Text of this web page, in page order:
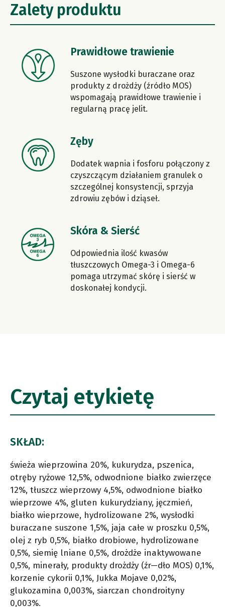
Zalety produktu
Prawidłowe trawienie
Suszone wysłodki buraczane oraz
produkty z drożdży (źródło MOS)
wspomagają prawidłowe trawienie i
regularną pracę jelit.
Zęby
Dodatek wapnia i fosforu połączony z
czyszczącym działaniem granulek o
szczególnej konsystencji, sprzyja
zdrowiu zębów i dziąseł.
Skóra & Sierść
Odpowiednia ilość kwasów
tłuszczowych Omega-3 i Omega-6
pomaga utrzymać skórę i sierść w
doskonałej kondycji.
Czytaj etykietę
SKŁAD:
świeża wieprzowina 20%, kukurydza, pszenica,
otręby ryżowe 12,5%, odwodnione białko zwierzęce
12%, tłuszcz wieprzowy 4,5%, odwodnione białko
wieprzowe 4%, gluten kukurydziany, jęczmień,
białko wieprzowe, hydrolizowane 2%, wysłodki
buraczane suszone 1,5%, jaja całe w proszku 0,5%,
olej z ryb 0,5%, białko drobiowe, hydrolizowane
0,5%, siemię lniane 0,5%, drożdże inaktywowane
0,5%, minerały, produkty drożdży (źr—dło MOS) 0,1%,
korzenie cykorii 0,1%, Jukka Mojave 0,02%,
glukozamina 0,003%, siarczan chondroityny
0,003%.